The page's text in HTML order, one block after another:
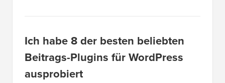
Ich habe 8 der besten beliebten
Beitrags-Plugins für WordPress
ausprobiert